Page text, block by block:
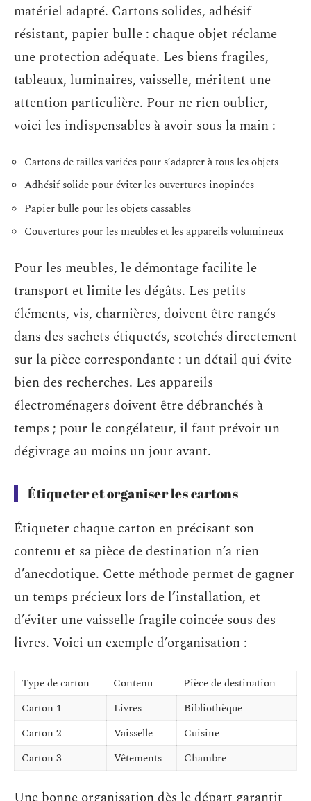
matériel adapté. Cartons solides, adhésif
résistant, papier bulle : chaque objet réclame
une protection adéquate. Les biens fragiles,
tableaux, luminaires, vaisselle, méritent une
attention particulière. Pour ne rien oublier,
voici les indispensables à avoir sous la main :
Cartons de tailles variées pour s’adapter à tous les objets
Adhésif solide pour éviter les ouvertures inopinées
Papier bulle pour les objets cassables
Couvertures pour les meubles et les appareils volumineux
Pour les meubles, le démontage facilite le
transport et limite les dégâts. Les petits
éléments, vis, charnières, doivent être rangés
dans des sachets étiquetés, scotchés directement
sur la pièce correspondante : un détail qui évite
bien des recherches. Les appareils
électroménagers doivent être débranchés à
temps ; pour le congélateur, il faut prévoir un
dégivrage au moins un jour avant.
Étiqueter et organiser les cartons
Étiqueter chaque carton en précisant son
contenu et sa pièce de destination n’a rien
d’anecdotique. Cette méthode permet de gagner
un temps précieux lors de l’installation, et
d’éviter une vaisselle fragile coincée sous des
livres. Voici un exemple d’organisation :
Type de carton Contenu
Pièce de destination
Carton 1
Livres
Bibliothèque
Carton 2
Vaisselle
Cuisine
Carton 3
Vêtements Chambre